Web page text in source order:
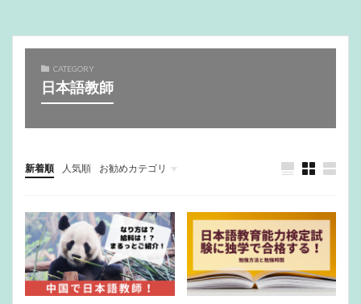
CATEGORY
日本語教師
新着順 人気順 お勧めカテゴリ
Uncategorized